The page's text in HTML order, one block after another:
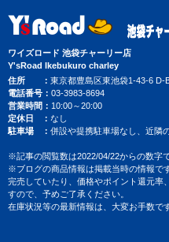
ワイズロード 池袋チャーリー店
Y'sRoad Ikebukuro charley
住所
東京都豊島区東池袋1-43-6 D-
電話番号
03-3983-8694
営業時間
10:00～20:00
定休日
なし
駐車場
併設や提携駐車場なし、近隣
※記事の閲覧数は2022/04/22からの数字
※ブログの商品情報は掲載当時の情報です
完売していたり、価格やポイント還元率
すので、予めご了承ください。
在庫状況等の最新情報は、大変お手数で